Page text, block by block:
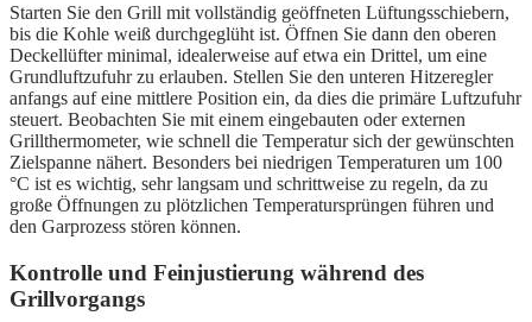
Starten Sie den Grill mit vollständig geöffneten Lüftungsschiebern,
bis die Kohle weiß durchgeglüht ist. Öffnen Sie dann den oberen
Deckellüfter minimal, idealerweise auf etwa ein Drittel, um eine
Grundluftzufuhr zu erlauben. Stellen Sie den unteren Hitzeregler
anfangs auf eine mittlere Position ein, da dies die primäre Luftzufuhr
steuert. Beobachten Sie mit einem eingebauten oder externen
Grillthermometer, wie schnell die Temperatur sich der gewünschten
Zielspanne nähert. Besonders bei niedrigen Temperaturen um 100
°C ist es wichtig, sehr langsam und schrittweise zu regeln, da zu
große Öffnungen zu plötzlichen Temperatursprüngen führen und
den Garprozess stören können.
Kontrolle und Feinjustierung während des
Grillvorgangs